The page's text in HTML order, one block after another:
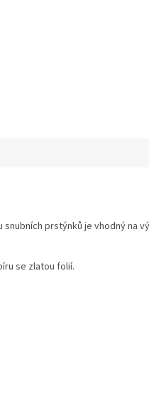
prstýnků je vhodný na
se zlatou folií.